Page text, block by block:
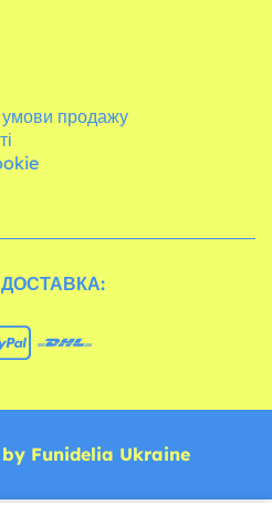
продажу
Funidelia Ukraine